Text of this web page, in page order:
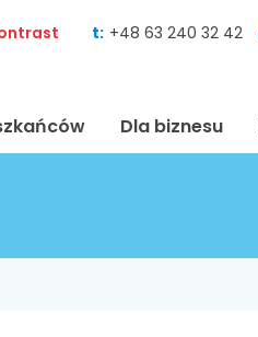
t: +48 63 240 32 42
Dla biznesu